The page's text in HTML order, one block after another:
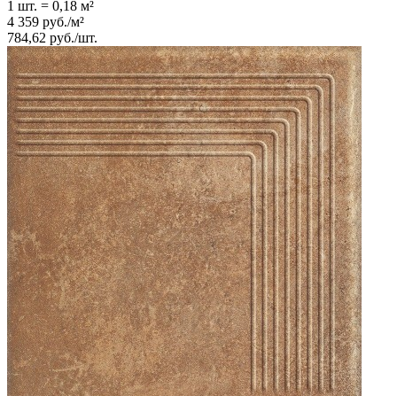
1 шт. = 0,18 м²
4 359 руб./м²
784,62 руб./шт.